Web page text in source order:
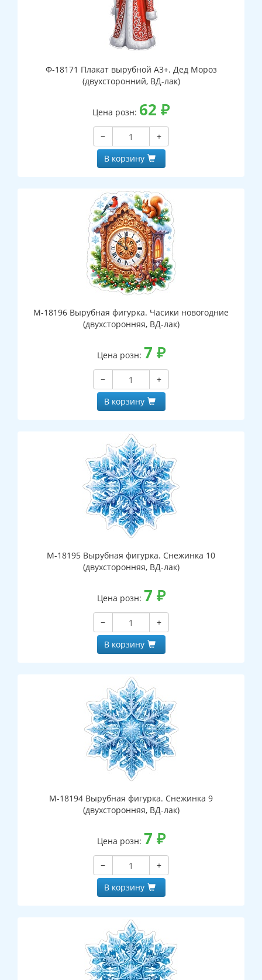
Ф-18171 Плакат вырубной А3+. Дед Мороз
(двухсторонний, ВД-лак)
Цена розн: 62 ₽
−
+
В корзину
М-18196 Вырубная фигурка. Часики новогодние
(двухсторонняя, ВД-лак)
Цена розн: 7 ₽
−
+
В корзину
М-18195 Вырубная фигурка. Снежинка 10
(двухсторонняя, ВД-лак)
Цена розн: 7 ₽
−
+
В корзину
М-18194 Вырубная фигурка. Снежинка 9
(двухсторонняя, ВД-лак)
Цена розн: 7 ₽
−
+
В корзину